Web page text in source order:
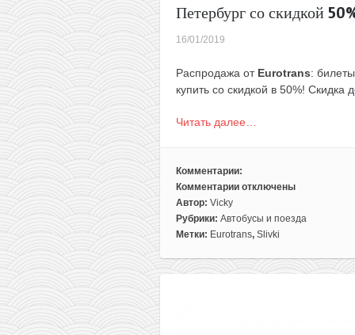
Петербург со скидкой
16/01/2019
Распродажа от Eurotrans:
купить со скидкой в 50%!
Читать далее…
Комментарии:
Комментарии
к
записи
Распродажа
отключены
Автор: Vicky
Рубрики: Автобусы и поезда
Метки: Eurotrans, Slivki